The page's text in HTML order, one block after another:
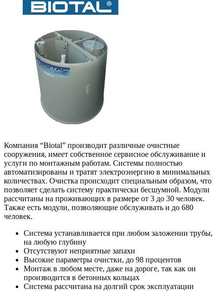
Компания “Biotal” производит различные очистные
сооружения, имеет собственное сервисное обслуживание и
услуги по монтажным работам. Системы полностью
автоматизированы и тратят электроэнергию в минимальных
количествах. Очистка происходит специальным образом, что
позволяет сделать систему практически бесшумной. Модули
рассчитаны на проживающих в размере от 3 до 30 человек.
Также есть модули, позволяющие обслуживать и до 680
человек.
Система устанавливается при любом заложении трубы,
на любую глубину
Отсутствуют неприятные запахи
Высокие параметры очистки, до 98 процентов
Монтаж в любом месте, даже на дороге, так как он
производится в бетонных кольцах
Система рассчитана на долгий срок эксплуатации